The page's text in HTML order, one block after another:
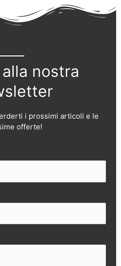
nostra
i prossimi articoli e le
offerte!